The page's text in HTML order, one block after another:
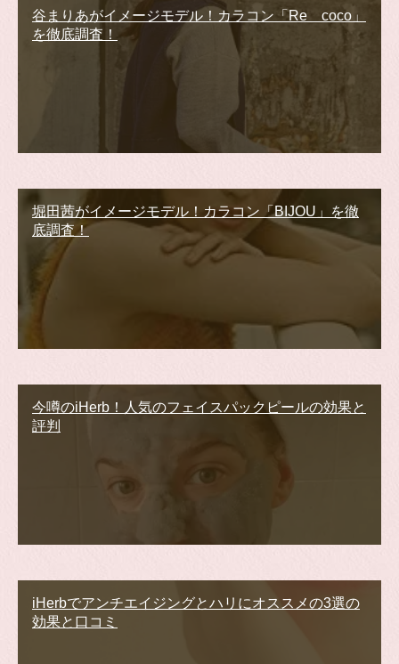
谷まりあがイメージモデル！カラコン「Re coco」
を徹底調査！
堀田茜がイメージモデル！カラコン「BIJOU」を徹
底調査！
今噂のiHerb！人気のフェイスパックピールの効果と
評判
iHerbでアンチエイジングとハリにオススメの3選の
効果と口コミ